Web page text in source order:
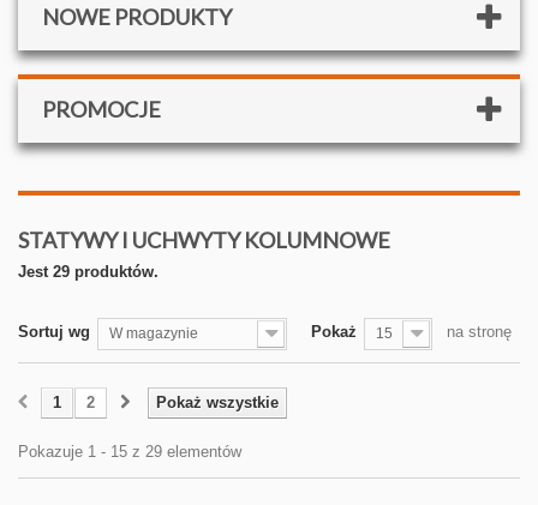
NOWE PRODUKTY
PROMOCJE
STATYWY I UCHWYTY KOLUMNOWE
Jest 29 produktów.
Sortuj wg W magazynie Pokaż 15 na stronę
Pokaż wszystkie
1 2
Pokazuje 1 - 15 z 29 elementów